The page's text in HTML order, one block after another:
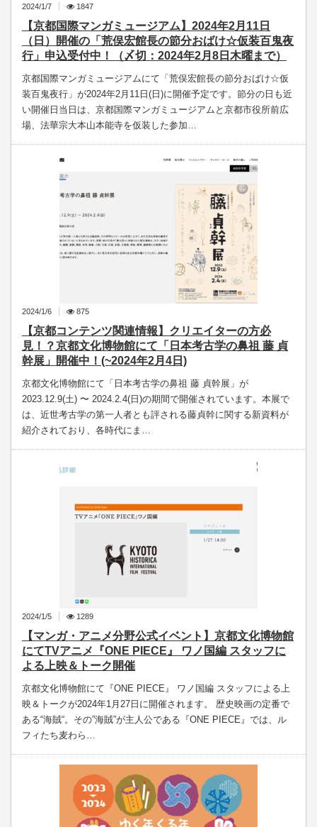
2024/1/7 1847
【京都国際マンガミュージアム】2024年2月11日
（日）開催の「荒俣宏館長の節分おばけ☆仮装百鬼夜
行」申込受付中！（〆切：2024年2月8日木曜まで）
京都国際マンガミュージアムにて「荒俣宏館長の節分おばけ☆仮
装百鬼夜行」が2024年2月11日(日)に開催予定です。節分の日も近
い開催日当日は、京都国際マンガミュージアムと京都市役所前広
場、法華宗大本山本能寺を仮装した参加…
2024/1/6 875
【京都コンテンツ関連情報】クリエイターの方必
見！？京都文化博物館にて「日本考古学の鼻祖 藤 貞
幹展」開催中！(~2024年2月4日)
京都文化博物館にて「日本考古学の鼻祖 藤 貞幹展」が
2023.12.9(土) 〜 2024.2.4(日)の期間で開催されています。本展で
は、近世考古学の第一人者とも評される藤貞幹に関する新資料が
紹介されており、各時代にま…
2024/1/5 1289
【マンガ・アニメ分野公式イベント】京都文化博物館
にてTVアニメ『ONE PIECE』 ワノ国編 スタッフに
よる上映＆トーク開催
京都文化博物館にて『ONE PIECE』 ワノ国編 スタッフによる上
映＆トークが2024年1月27日に開催されます。 歴史映画の定番で
ある“海賊“。その”海賊”が主人公である『ONE PIECE』では、ル
フィたち麦わら…